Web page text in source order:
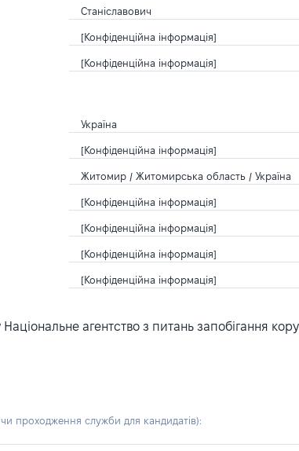
Станіславович
[Конфіденційна інформація]
[Конфіденційна інформація]
Україна
[Конфіденційна інформація]
Житомир / Житомирська область / Україна
[Конфіденційна інформація]
[Конфіденційна інформація]
[Конфіденційна інформація]
[Конфіденційна інформація]
агентство з питань запобігання
проходження служби для кандидатів):